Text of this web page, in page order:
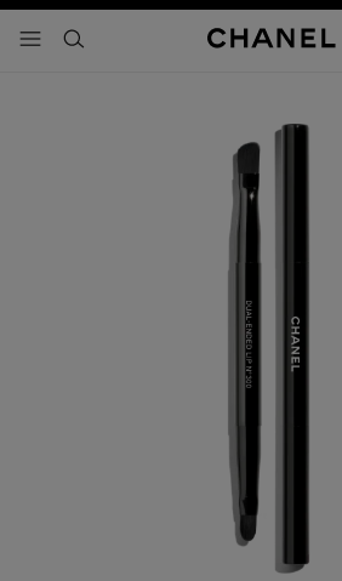
メニュー - メインナビゲーション
- メインナビゲーション
検索